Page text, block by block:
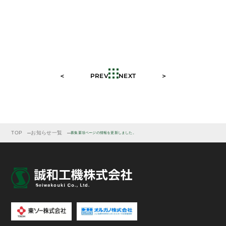
＜ PREV NEXT ＞
TOP お知らせ一覧 募集要項ページの情報を更新しました。